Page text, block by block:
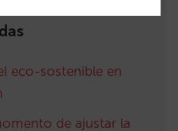
eco-sostenible en
de ajustar la